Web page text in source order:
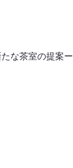
な茶室の提案ー